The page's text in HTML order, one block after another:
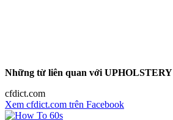
Những từ liên quan với UPHOLSTERY
cfdict.com
Xem cfdict.com trên Facebook